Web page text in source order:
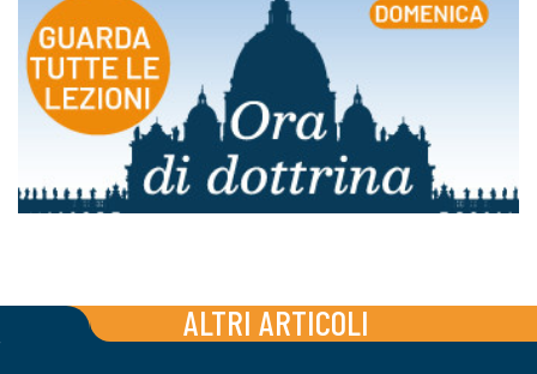
ALTRI ARTICOLI